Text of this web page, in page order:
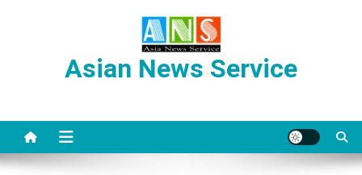
Asian News Service